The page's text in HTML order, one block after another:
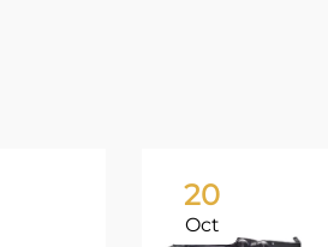
20
Oct